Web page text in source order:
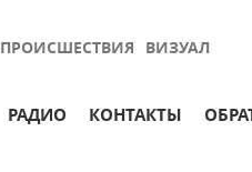
ПРОИСШЕСТВИЯ ВИЗУАЛ
РАДИО КОНТАКТЫ